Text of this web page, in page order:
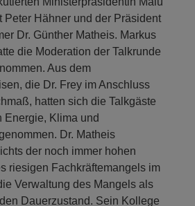
Ministerpräsidentin Malu
Hähner und der Präsident
Dr. Günther Matheis. Markus
die Moderation der Talkrunde
Aus dem
die Dr. Frey im Anschluss
hatten sich die Talkgäste
Energie, Klima und
Dr. Matheis